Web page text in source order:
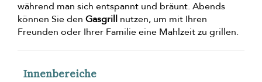
während man sich entspannt und bräunt. Abends
können Sie den Gasgrill nutzen, um mit Ihren
Freunden oder Ihrer Familie eine Mahlzeit zu grillen.
Innenbereiche